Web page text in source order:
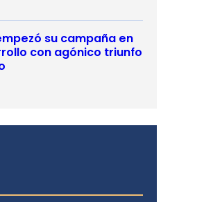
su campaña en
con agónico triunfo